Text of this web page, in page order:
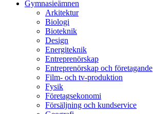
Gymnasieämnen
Arkitektur
Biologi
Bioteknik
Design
Energiteknik
Entreprenörskap
Entreprenörskap och företagande
Film- och tv-produktion
Fysik
Företagsekonomi
Försäljning och kundservice